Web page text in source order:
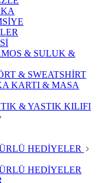
& SULUK &
& SWEATSHİRT
KARTI & MASA
& YASTIK KILIFI
HEDİYELER
HEDİYELER